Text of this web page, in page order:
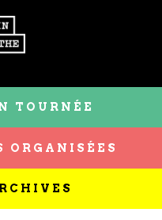
TOURNÉE
ORGANISÉES